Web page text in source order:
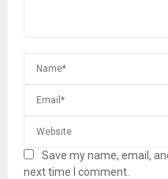
Save my name, email,
next time I comment.